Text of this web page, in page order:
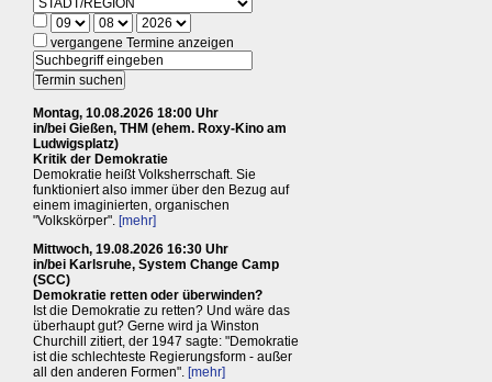
vergangene Termine anzeigen
Montag, 10.08.2026 18:00 Uhr
in/bei Gießen, THM (ehem. Roxy-Kino am
Ludwigsplatz)
Kritik der Demokratie
Demokratie heißt Volksherrschaft. Sie
funktioniert also immer über den Bezug auf
einem imaginierten, organischen
"Volkskörper". [mehr]
Mittwoch, 19.08.2026 16:30 Uhr
in/bei Karlsruhe, System Change Camp
(SCC)
Demokratie retten oder überwinden?
Ist die Demokratie zu retten? Und wäre das
überhaupt gut? Gerne wird ja Winston
Churchill zitiert, der 1947 sagte: "Demokratie
ist die schlechteste Regierungsform - außer
all den anderen Formen". [mehr]